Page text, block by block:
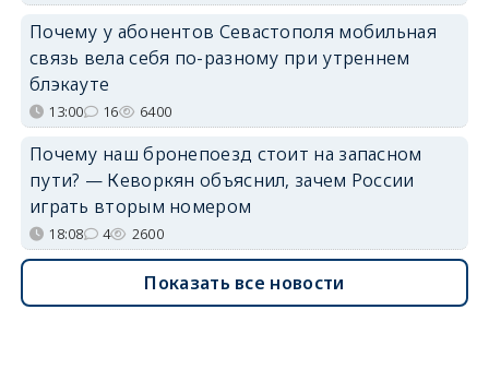
Почему у абонентов Севастополя мобильная
связь вела себя по-разному при утреннем
блэкауте
13:00 16 6400
Почему наш бронепоезд стоит на запасном
пути? — Кеворкян объяснил, зачем России
играть вторым номером
18:08 4 2600
Показать все новости